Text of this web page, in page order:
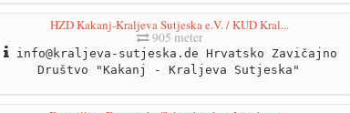
HZD Kakanj-Kraljeva Sutjeska e.V. / KUD Kral...
905 meter
info@kraljeva-sutjeska.de Hrvatsko Zavičajno
Društvo "Kakanj - Kraljeva Sutjeska"